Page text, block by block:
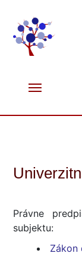
Právne
subjektu:
Zákon